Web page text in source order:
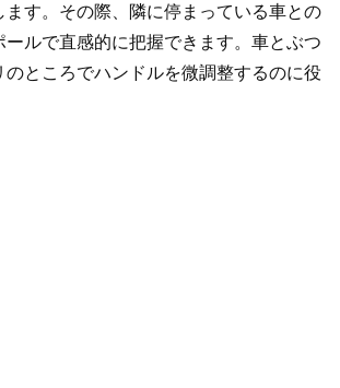
ます。その際、隣に停まっている車との
ールで直感的に把握できます。車とぶつ
のところでハンドルを微調整するのに役